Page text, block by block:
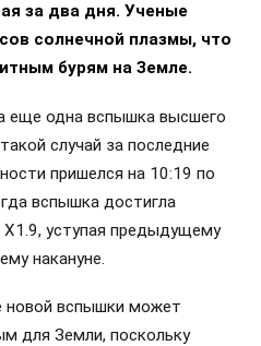
за два дня. Ученые
солнечной плазмы, что
бурям на Земле.
еще одна вспышка высшего
случай за последние
пришелся на 10:19 по
вспышка достигла
X1.9, уступая предыдущему
накануне.
новой вспышки может
для Земли, поскольку